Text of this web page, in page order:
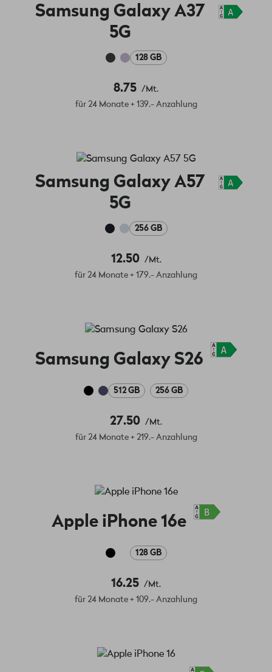
Samsung Galaxy A37
5G
128 GB
8.75 /Mt.
für 24 Monate + 139.- Anzahlung
Samsung Galaxy A57
5G
256 GB
12.50
/Mt.
für 24 Monate + 179.- Anzahlung
Samsung Galaxy S26
512 GB 256 GB
27.50 /Mt.
für 24 Monate + 219.- Anzahlung
Apple iPhone 16e
128 GB
16.25 /Mt.
für 24 Monate + 109.- Anzahlung